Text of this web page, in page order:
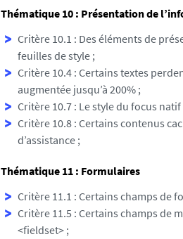
Thématique 10 : Présentation de
Critère 10.1 : Des éléments de
feuilles de style ;
Critère 10.4 : Certains textes
augmentée jusqu’à 200% ;
Critère 10.7 : Le style du focus
Critère 10.8 : Certains contenus
d’assistance ;
Thématique 11 : Formulaires
Critère 11.1 : Certains champs de
Critère 11.5 : Certains champs de
<fieldset> ;